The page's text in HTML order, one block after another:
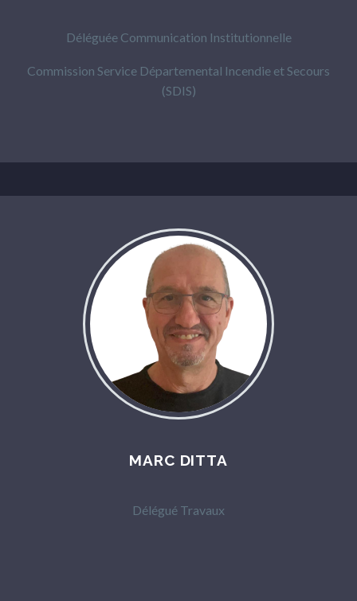
Déléguée Communication Institutionnelle
Commission Service Départemental Incendie et Secours
(SDIS)
MARC DITTA
Délégué Travaux